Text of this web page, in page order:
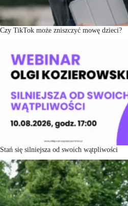
Czy TikTok może zniszczyć mowę dzieci?
Stań się silniejsza od swoich wątpliwości